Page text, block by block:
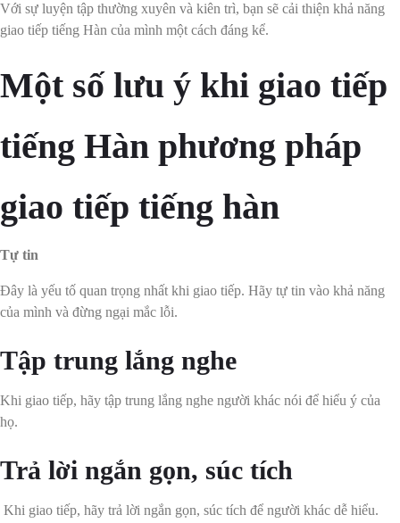
Với sự luyện tập thường xuyên và kiên trì, bạn sẽ cải thiện khả năng
giao tiếp tiếng Hàn của mình một cách đáng kể.
Một số lưu ý khi giao tiếp
tiếng Hàn phương pháp
giao tiếp tiếng hàn
Tự tin
Đây là yếu tố quan trọng nhất khi giao tiếp. Hãy tự tin vào khả năng
của mình và đừng ngại mắc lỗi.
Tập trung lắng nghe
Khi giao tiếp, hãy tập trung lắng nghe người khác nói để hiểu ý của
họ.
Trả lời ngắn gọn, súc tích
Khi giao tiếp, hãy trả lời ngắn gọn, súc tích để người khác dễ hiểu.